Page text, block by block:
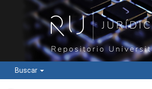
Buscar